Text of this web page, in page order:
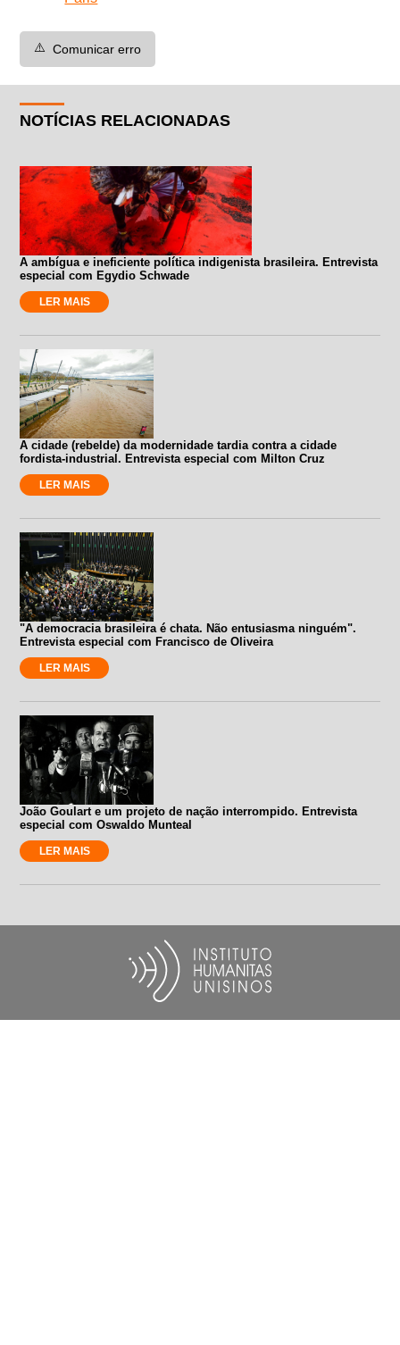
⚠️ Comunicar erro
NOTÍCIAS RELACIONADAS
A ambígua e ineficiente política indigenista brasileira. Entrevista
especial com Egydio Schwade
LER MAIS
A cidade (rebelde) da modernidade tardia contra a cidade
fordista-industrial. Entrevista especial com Milton Cruz
LER MAIS
"A democracia brasileira é chata. Não entusiasma ninguém".
Entrevista especial com Francisco de Oliveira
LER MAIS
João Goulart e um projeto de nação interrompido. Entrevista
especial com Oswaldo Munteal
LER MAIS